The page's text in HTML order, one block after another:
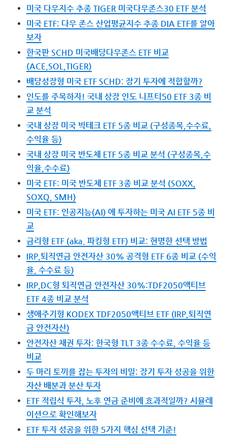
미국 다우지수 추종 TIGER 미국다우존스30 ETF 분석
미국 ETF: 다우 존스 산업평균지수 추종 DIA ETF를 알아
보자
한국판 SCHD 미국배당다우존스 ETF 비교
(ACE,SOL,TIGER)
배당성장형 미국 ETF SCHD: 장기 투자에 적합할까?
인도를 주목하자! 국내 상장 인도 니프티50 ETF 3종 비
교 분석
국내 상장 미국 빅테크 ETF 5종 비교 (구성종목,수수료,
수익율 등)
국내 상장 미국 반도체 ETF 5종 비교 분석 (구성종목,수
익율,수수료)
미국 ETF: 미국 반도체 ETF 3종 비교 분석 (SOXX,
SOXQ, SMH)
미국 ETF: 인공지능(AI) 에 투자하는 미국 AI ETF 5종 비
교
금리형 ETF (aka. 파킹형 ETF) 비교: 현명한 선택 방법
IRP,퇴직연금 안전자산 30% 공격형 ETF 6종 비교 (수익
율, 수수료 등)
IRP,DC형 퇴직연금 안전자산 30%:TDF2050액티브
ETF 4종 비교 분석
생애주기형 KODEX TDF2050액티브 ETF (IRP,퇴직연
금 안전자산)
안전자산 채권 투자: 한국형 TLT 3종 수수료, 수익율 등
비교
두 마리 토끼를 잡는 투자의 비밀: 장기 투자 성공을 위한
자산 배분과 분산 투자
ETF 적립식 투자, 노후 연금 준비에 효과적일까? 시뮬레
이션으로 확인해보자
ETF 투자 성공을 위한 5가지 핵심 선택 기준!